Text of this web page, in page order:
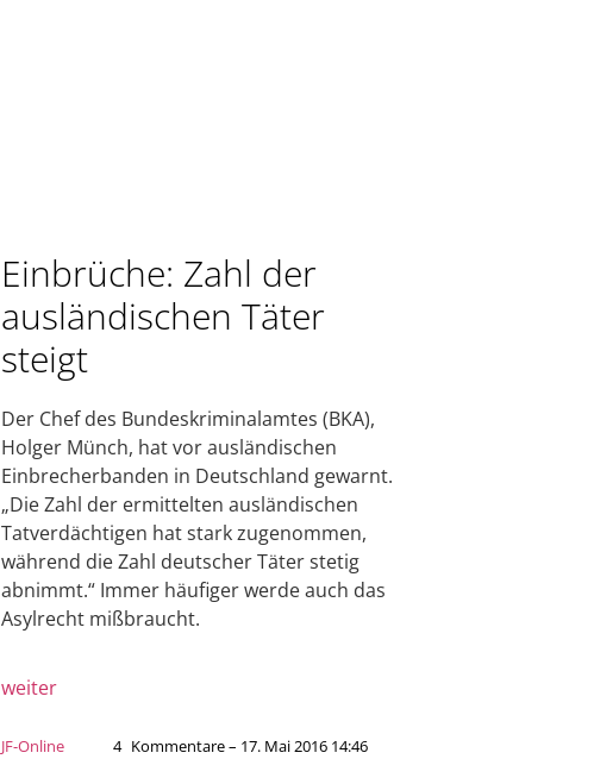
Einbrüche: Zahl der
ausländischen Täter
steigt
Der Chef des Bundeskriminalamtes (BKA),
Holger Münch, hat vor ausländischen
Einbrecherbanden in Deutschland gewarnt.
„Die Zahl der ermittelten ausländischen
Tatverdächtigen hat stark zugenommen,
während die Zahl deutscher Täter stetig
abnimmt.“ Immer häufiger werde auch das
Asylrecht mißbraucht.
weiter
JF-Online 4 Kommentare – 17. Mai 2016 14:46